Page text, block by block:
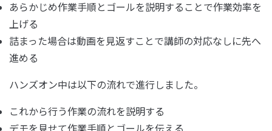
あらかじめ作業手順とゴールを説明することで作業効率を
上げる
詰まった場合は動画を見返すことで講師の対応なしに先へ
進める
ハンズオン中は以下の流れで進行しました。
これから行う作業の流れを説明する